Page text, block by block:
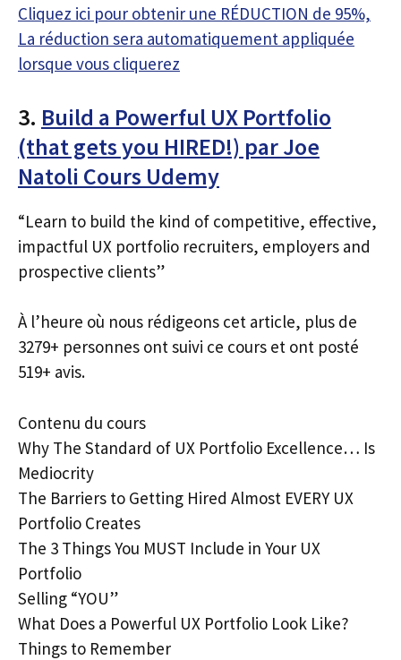
Cliquez ici pour obtenir une RÉDUCTION de 95%,
La réduction sera automatiquement appliquée
lorsque vous cliquerez
3. Build a Powerful UX Portfolio
(that gets you HIRED!) par Joe
Natoli Cours Udemy
“Learn to build the kind of competitive, effective,
impactful UX portfolio recruiters, employers and
prospective clients”
À l’heure où nous rédigeons cet article, plus de
3279+ personnes ont suivi ce cours et ont posté
519+ avis.
Contenu du cours
Why The Standard of UX Portfolio Excellence… Is
Mediocrity
The Barriers to Getting Hired Almost EVERY UX
Portfolio Creates
The 3 Things You MUST Include in Your UX
Portfolio
Selling “YOU”
What Does a Powerful UX Portfolio Look Like?
Things to Remember